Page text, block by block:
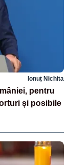
Ionuț Nichita
pentru
și posibile